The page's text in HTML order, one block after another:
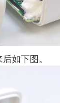
如下图。